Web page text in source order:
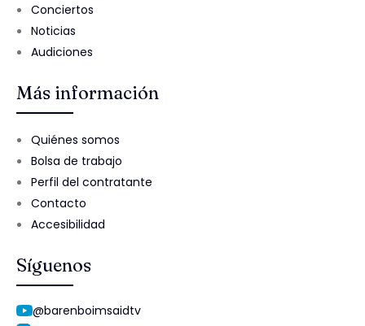
Conciertos
Noticias
Audiciones
Más información
Quiénes somos
Bolsa de trabajo
Perfil del contratante
Contacto
Accesibilidad
Síguenos
@barenboimsaidtv